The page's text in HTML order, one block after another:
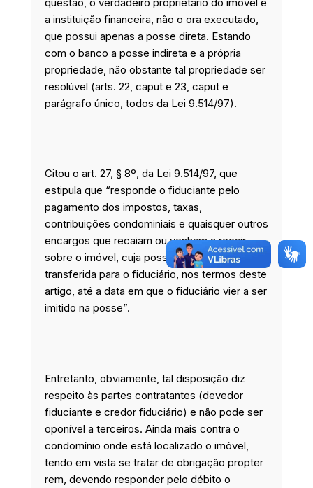
a instituição financeira, não o ora executado,
que possui apenas a posse direta. Estando
com o banco a posse indireta e a própria
propriedade, não obstante tal propriedade ser
resolúvel (arts. 22, caput e 23, caput e
parágrafo único, todos da Lei 9.514/97).
Citou o art. 27, § 8º, da Lei 9.514/97, que
estipula que “responde o fiduciante pelo
pagamento dos impostos, taxas,
contribuições condominiais e quaisquer outros
encargos que recaiam ou venham a recair
sobre o imóvel, cuja posse tenha sido
transferida para o fiduciário, nos termos deste
artigo, até a data em que o fiduciário vier a ser
imitido na posse”.
Entretanto, obviamente, tal disposição diz
respeito às partes contratantes (devedor
fiduciante e credor fiduciário) e não pode ser
oponível a terceiros. Ainda mais contra o
condomínio onde está localizado o imóvel,
tendo em vista se tratar de obrigação propter
rem, devendo responder pelo débito o